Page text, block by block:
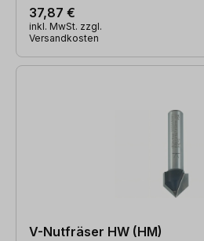
37,87 €
inkl. MwSt. zzgl.
Versandkosten
V-Nutfräser HW (HM)